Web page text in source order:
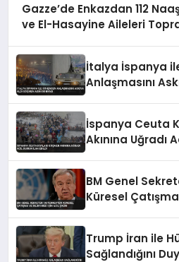
Gazze’de Enkazdan 112
ve El-Hasayine Aileleri
İtalya İspanya
Anlaşmasını
İspanya Ceuta
Akınına Uğradı
BM Genel
Küresel
Trump İran ile
Sağlandığını